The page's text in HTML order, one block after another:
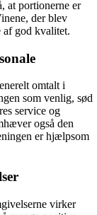
at portionerne er
der blev
af god kvalitet.
omtalt i
som venlig, sød
service og
også den
er hjælpsom
virker